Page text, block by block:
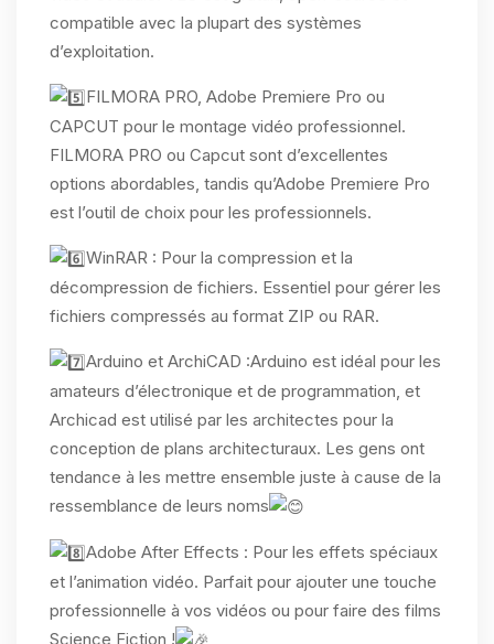
compatible avec la plupart des systèmes
d’exploitation.
FILMORA PRO, Adobe Premiere Pro ou
CAPCUT pour le montage vidéo professionnel.
FILMORA PRO ou Capcut sont d’excellentes
options abordables, tandis qu’Adobe Premiere Pro
est l’outil de choix pour les professionnels.
WinRAR : Pour la compression et la
décompression de fichiers. Essentiel pour gérer les
fichiers compressés au format ZIP ou RAR.
Arduino et ArchiCAD :Arduino est idéal pour les
amateurs d’électronique et de programmation, et
Archicad est utilisé par les architectes pour la
conception de plans architecturaux. Les gens ont
tendance à les mettre ensemble juste à cause de la
ressemblance de leurs noms
Adobe After Effects : Pour les effets spéciaux
et l’animation vidéo. Parfait pour ajouter une touche
professionnelle à vos vidéos ou pour faire des films
Science Fiction !